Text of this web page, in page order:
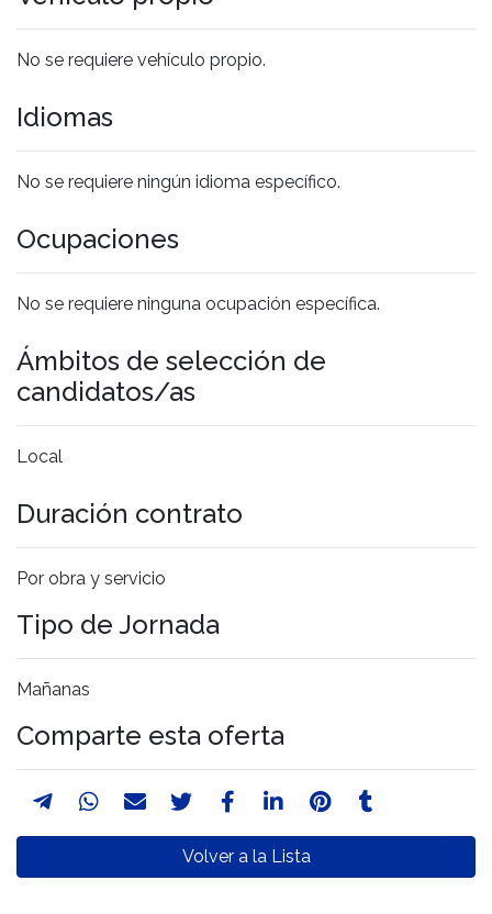
No se requiere vehículo propio.
Idiomas
No se requiere ningún idioma específico.
Ocupaciones
No se requiere ninguna ocupación específica.
Ámbitos de selección de
candidatos/as
Local
Duración contrato
Por obra y servicio
Tipo de Jornada
Mañanas
Comparte esta oferta
Volver a la Lista